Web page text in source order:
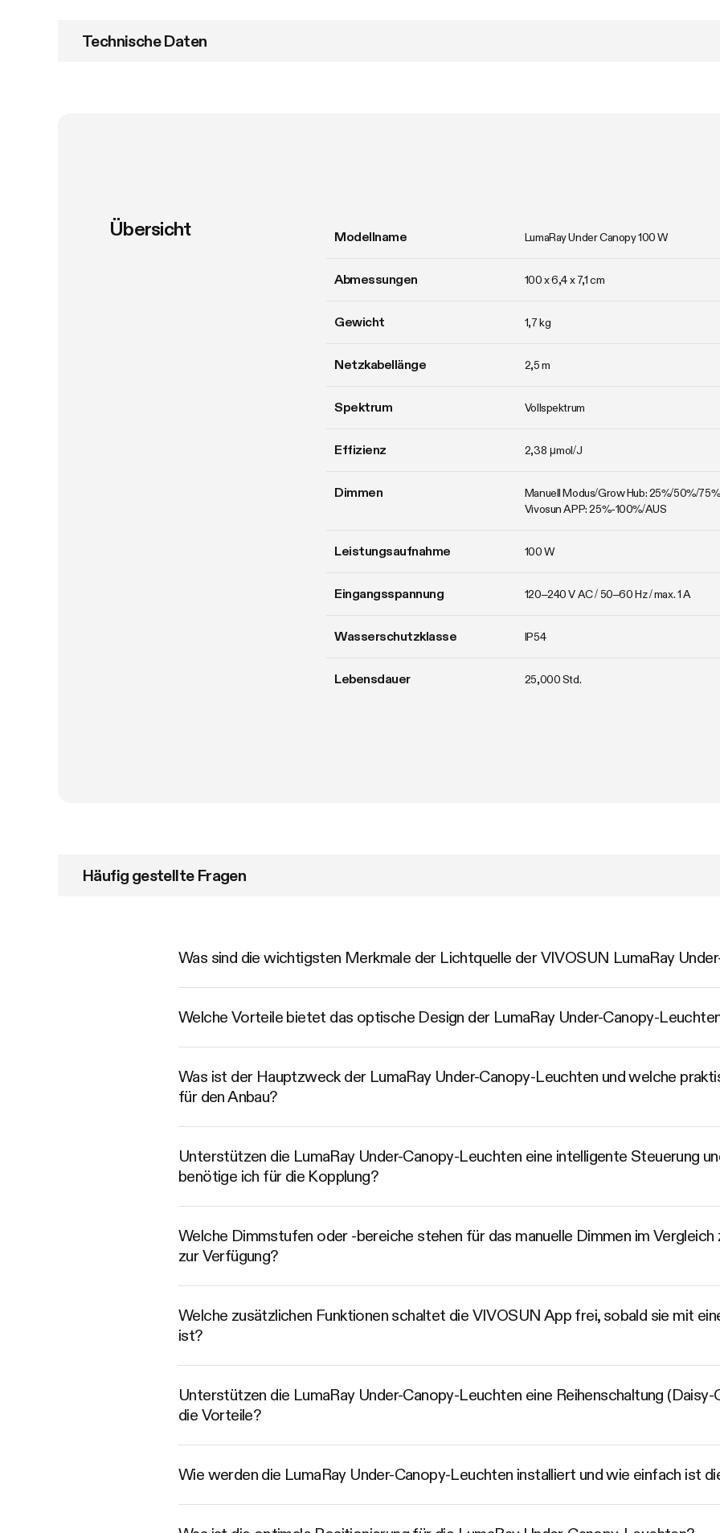
Technische Daten
Übersicht Modellname LumaRay Under Canopy 100 W
Abmessungen 100 x 6,4 x 7,1 cm
Gewicht 1,7 kg
Netzkabellänge 2,5 m
Spektrum Vollspektrum
Effizienz 2,38 μmol/J
Dimmen
Manuell Modus/Grow Hub: 25%/50%/
Vivosun APP: 25%-100%/AUS
Leistungsaufnahme 100 W
Eingangsspannung 120–240 V AC / 50–60 Hz / max. 1 A
Wasserschutzklasse IP54
Lebensdauer 25,000 Std.
Häufig gestellte Fragen
Was sind die wichtigsten Merkmale der Lichtquelle der VIVOSUN LumaRay
Welche Vorteile bietet das optische Design der LumaRay Under-Canopy-
Was ist der Hauptzweck der LumaRay Under-Canopy-Leuchten und welche
für den Anbau?
Unterstützen die LumaRay Under-Canopy-Leuchten eine intelligente Steuerung
benötige ich für die Kopplung?
Welche Dimmstufen oder -bereiche stehen für das manuelle Dimmen im Vergleich
zur Verfügung?
Welche zusätzlichen Funktionen schaltet die VIVOSUN App frei, sobald sie mit
ist?
Unterstützen die LumaRay Under-Canopy-Leuchten eine Reihenschaltung (Daisy-
die Vorteile?
Wie werden die LumaRay Under-Canopy-Leuchten installiert und wie einfach ist